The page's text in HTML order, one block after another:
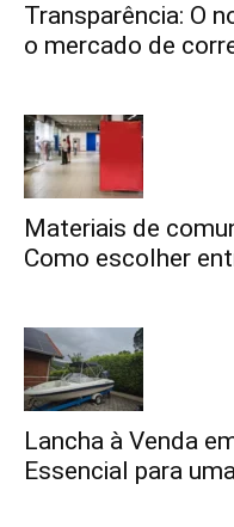
Transparência: O
o mercado de
Materiais de
Como escolher
Lancha à Venda
Essencial para